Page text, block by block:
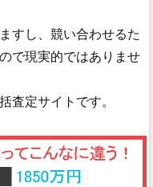
すし、競い合わせるた
で現実的ではありませ
査定サイトです。